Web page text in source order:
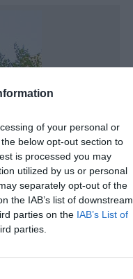
of your personal or
below opt-out section to
is processed you may
utilized by us or personal
separately opt-out of the
the IAB’s list of downstream
parties on the IAB’s List of
parties.